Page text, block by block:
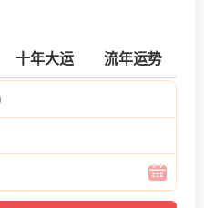
十年大运 流年运势